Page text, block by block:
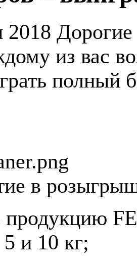
2018
из вас
полный
в
продукцию
и 10 кг;